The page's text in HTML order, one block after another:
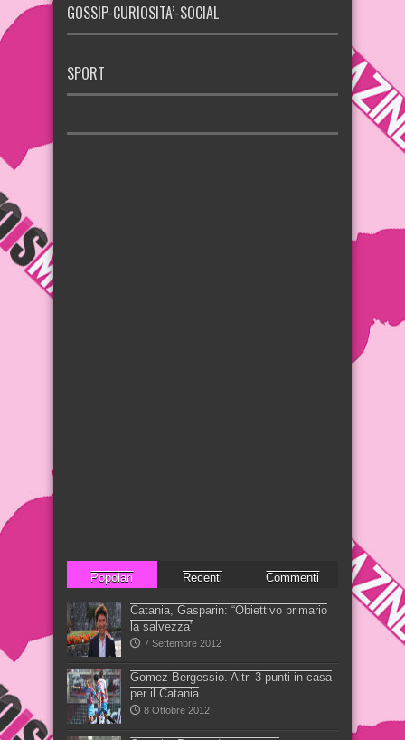
GOSSIP-CURIOSITA’-SOCIAL
SPORT
Popolari Recenti Commenti
Catania, Gasparin: “Obiettivo primario
la salvezza”
7 Settembre 2012
Gomez-Bergessio. Altri 3 punti in casa
per il Catania
8 Ottobre 2012